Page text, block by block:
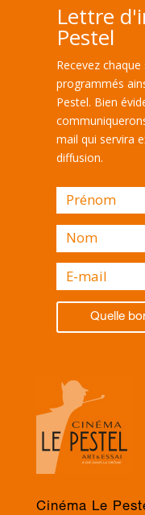
Lettre
Pestel
Recevez
programmés
Pestel. Bien
mail qui servira
diffusion.
Quelle
Cinéma Le